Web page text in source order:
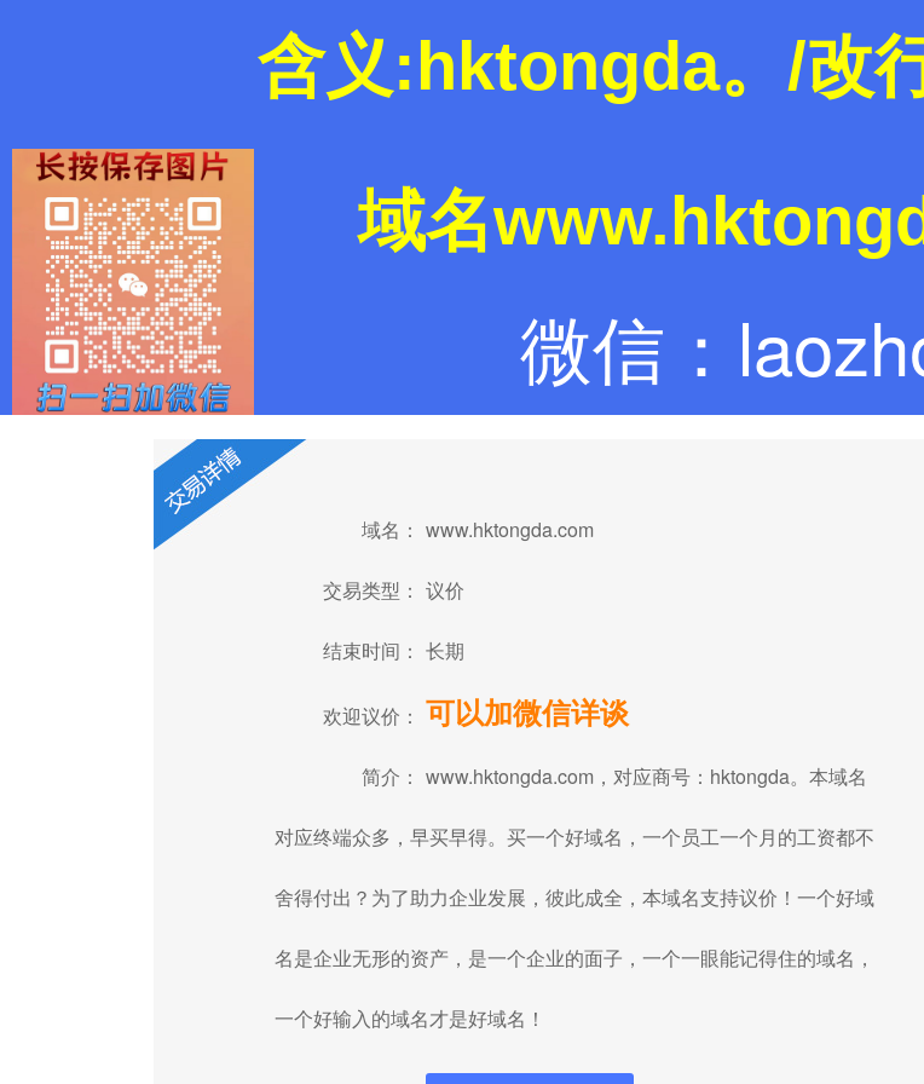
含义:hktongda。/改
域名
微信：
域名： www.hktongda.com
交易类型： 议价
结束时间： 长期
欢迎议价： 可以加微信详谈
简介： www.hktongda.com，对应商号：hktongda。本域名
对应终端众多，早买早得。买一个好域名，一个员工一个月的工资都不
舍得付出？为了助力企业发展，彼此成全，本域名支持议价！一个好域
名是企业无形的资产，是一个企业的面子，一个一眼能记得住的域名，
一个好输入的域名才是好域名！